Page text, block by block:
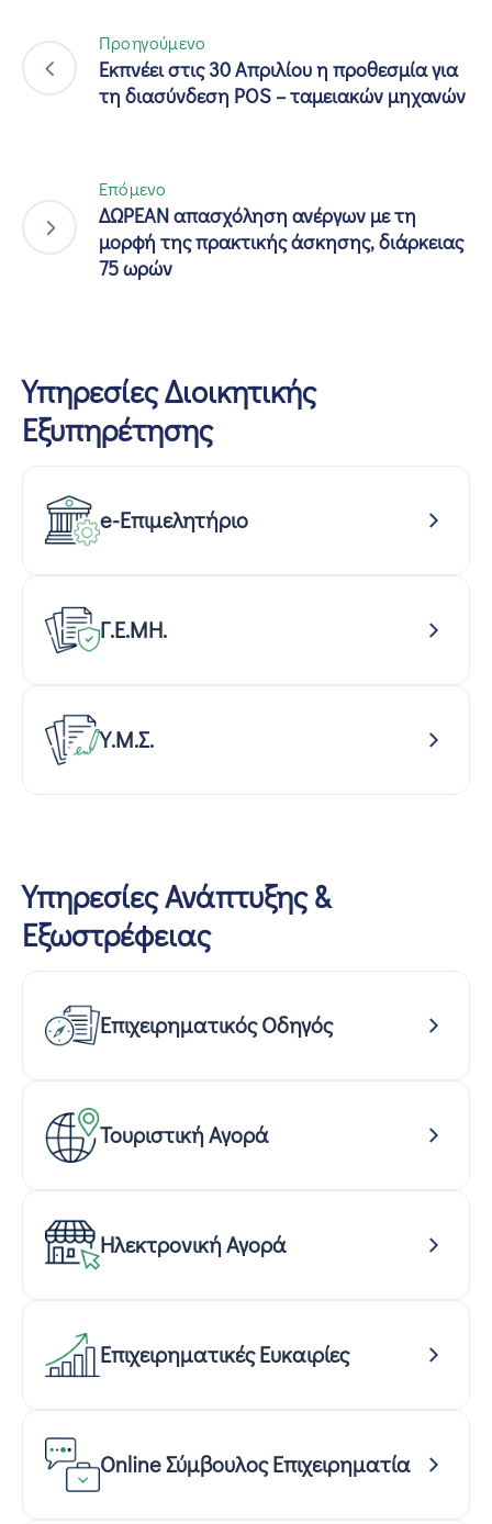
Προηγούμενο
Εκπνέει στις 30 Απριλίου η προθεσμία για
τη διασύνδεση POS – ταμειακών μηχανών
Επόμενο
ΔΩΡΕΑΝ απασχόληση ανέργων με τη
μορφή της πρακτικής άσκησης, διάρκειας
75 ωρών
Υπηρεσίες Διοικητικής
Εξυπηρέτησης
e-Επιμελητήριο
Γ.Ε.ΜΗ.
Υ.Μ.Σ.
Υπηρεσίες Ανάπτυξης &
Εξωστρέφειας
Επιχειρηματικός Οδηγός
Τουριστική Αγορά
Ηλεκτρονική Αγορά
Επιχειρηματικές Ευκαιρίες
Online Σύμβουλος Επιχειρηματία